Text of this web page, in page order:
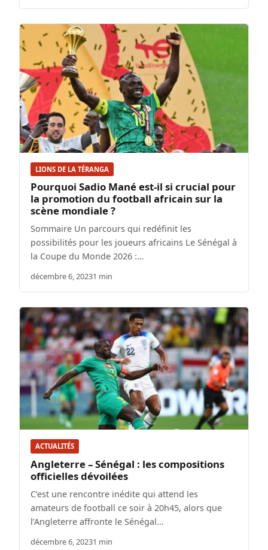
LIONS DE LA TÉRANGA
Pourquoi Sadio Mané est-il si crucial pour
la promotion du football africain sur la
scène mondiale ?
Sommaire Un parcours qui redéfinit les
possibilités pour les joueurs africains Le Sénégal à
la Coupe du Monde 2026 :…
décembre 6, 20231 min
ACTUALITÉS
Angleterre – Sénégal : les compositions
officielles dévoilées
C’est une rencontre inédite qui attend les
amateurs de football ce soir à 20h45, alors que
l’Angleterre affronte le Sénégal…
décembre 6, 20231 min